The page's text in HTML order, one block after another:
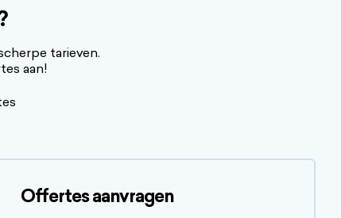
tarieven.
aan!
Offertes aanvragen